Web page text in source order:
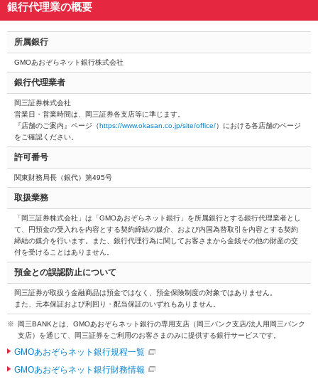
銀行代理業の概要
所属銀行
GMOあおぞらネット銀行株式会社
銀行代理業者
岡三証券株式会社
営業日・営業時間は、岡三証券各支店等に準じます。
『店舗のご案内』ページ（https://www.okasan.co.jp/site/office/）における各店舗のページ
をご確認ください。
許可番号
関東財務局長（銀代）第495号
取扱業務
「岡三証券株式会社」は「GMOあおぞらネット銀行」を所属銀行とする銀行代理業者とし
て、円預金の受入れを内容とする契約締結の媒介、および内国為替取引を内容とする契約
締結の媒介を行います。また、銀行代理行為に関してお客さまから金銭その他の財産の交
付を受けることはありません。
預金との誤認防止について
岡三証券が取扱う金融商品は預金ではなく、預金保険制度の対象ではありません。
また、元本保証および利回り・配当保証のいずれもありません。
岡三BANKとは、GMOあおぞらネット銀行の専用支店（岡三バンク支店/法人用岡三バンク
支店）を通じて、岡三証券をご利用のお客さまのみに提供する銀行サービスです。
GMOあおぞらネット銀行規程一覧
GMOあおぞらネット銀行財務情報